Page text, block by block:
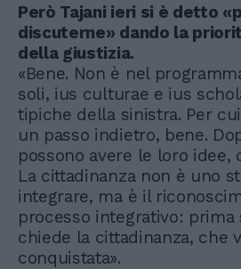
Però Tajani ieri si è detto
discuterne» dando la
della giustizia.
«Bene. Non è nel
soli, ius culturae e ius
tipiche della sinistra. Per
un passo indietro, bene.
possono avere le loro idee,
La cittadinanza non è uno
integrare, ma è il
processo integrativo: prima
chiede la cittadinanza, che
conquistata».